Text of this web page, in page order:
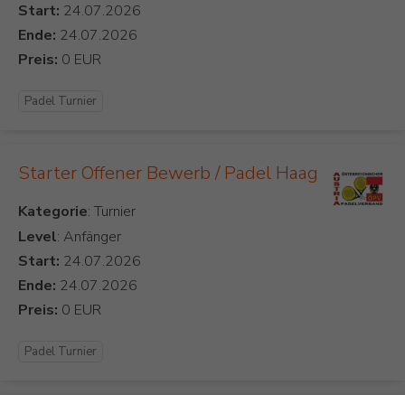
Start:
Ende:
Preis:
Padel Turnier
Starter Offener Bewerb / Padel Haag
Kategorie
Level: Anfänger
Start:
Ende:
Preis:
Padel Turnier